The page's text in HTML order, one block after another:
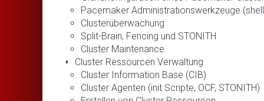
Pacemaker Administrationswerkzeuge
Clusterüberwachung
Split-Brain, Fencing und STONITH
Cluster Maintenance
Cluster Ressourcen Verwaltung
Cluster Information Base (CIB)
Cluster Agenten (init Scripte, OCF, STONITH)